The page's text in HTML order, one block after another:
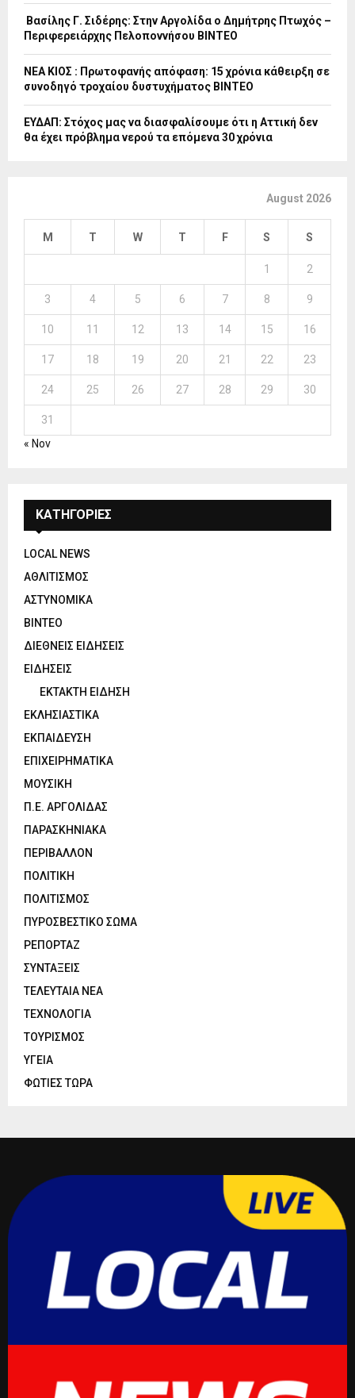
Βασίλης Γ. Σιδέρης: Στην Αργολίδα ο Δημήτρης Πτωχός –
Περιφερειάρχης Πελοποννήσου ΒΙΝΤΕΟ
ΝΕΑ ΚΙΟΣ : Πρωτοφανής απόφαση: 15 χρόνια κάθειρξη σε
συνοδηγό τροχαίου δυστυχήματος ΒΙΝΤΕΟ
ΕΥΔΑΠ: Στόχος μας να διασφαλίσουμε ότι η Αττική δεν
θα έχει πρόβλημα νερού τα επόμενα 30 χρόνια
August 2026
M T W T F S S
1 2
3 4 5 6 7 8 9
10 11 12 13 14 15 16
17 18 19 20 21 22 23
24 25 26 27 28 29 30
31
« Nov
ΚΑΤΗΓΟΡΙΕΣ
LOCAL NEWS
ΑΘΛΙΤΙΣΜΟΣ
ΑΣΤΥΝΟΜΙΚΑ
ΒΙΝΤΕΟ
ΔΙΕΘΝΕΙΣ ΕΙΔΗΣΕΙΣ
ΕΙΔΗΣΕΙΣ
ΕΚΤΑΚΤΗ ΕΙΔΗΣΗ
ΕΚΛΗΣΙΑΣΤΙΚΑ
ΕΚΠΑΙΔΕΥΣΗ
ΕΠΙΧΕΙΡΗΜΑΤΙΚΑ
ΜΟΥΣΙΚΗ
Π.Ε. ΑΡΓΟΛΙΔΑΣ
ΠΑΡΑΣΚΗΝΙΑΚΑ
ΠΕΡΙΒΑΛΛΟΝ
ΠΟΛΙΤΙΚΗ
ΠΟΛΙΤΙΣΜΟΣ
ΠΥΡΟΣΒΕΣΤΙΚΟ ΣΩΜΑ
ΡΕΠΟΡΤΑΖ
ΣΥΝΤΑΞΕΙΣ
ΤΕΛΕΥΤΑΙΑ ΝΕΑ
ΤΕΧΝΟΛΟΓΙΑ
ΤΟΥΡΙΣΜΟΣ
ΥΓΕΙΑ
ΦΩΤΙΕΣ ΤΩΡΑ